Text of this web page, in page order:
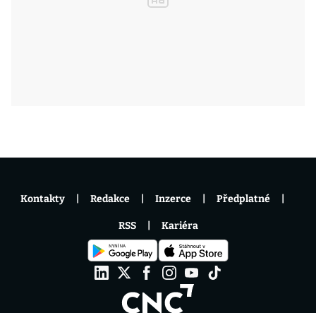
Kontakty Redakce Inzerce Předplatné
RSS Kariéra